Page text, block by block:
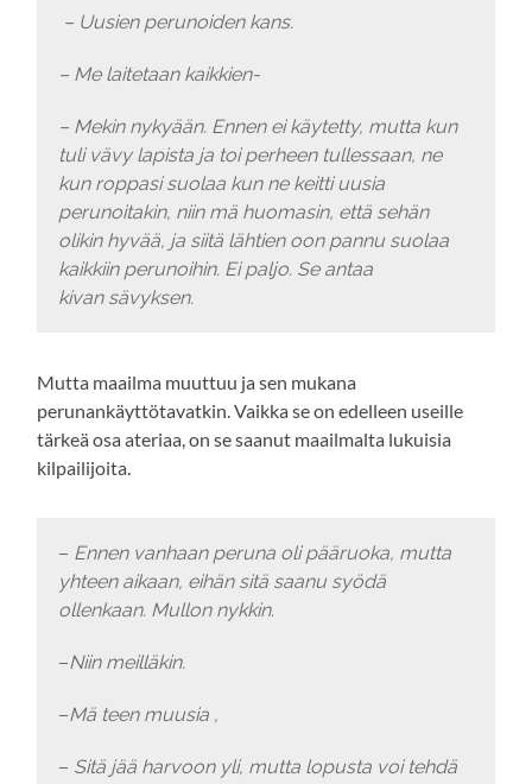
– Uusien perunoiden kans.
– Me laitetaan kaikkien-
– Mekin nykyään. Ennen ei käytetty, mutta kun
tuli vävy lapista ja toi perheen tullessaan, ne
kun roppasi suolaa kun ne keitti uusia
perunoitakin, niin mä huomasin, että sehän
olikin hyvää, ja siitä lähtien oon pannu suolaa
kaikkiin perunoihin. Ei paljo. Se antaa
kivan sävyksen.
Mutta maailma muuttuu ja sen mukana
perunankäyttötavatkin. Vaikka se on edelleen useille
tärkeä osa ateriaa, on se saanut maailmalta lukuisia
kilpailijoita.
– Ennen vanhaan peruna oli pääruoka, mutta
yhteen aikaan, eihän sitä saanu syödä
ollenkaan. Mullon nykkin.
–Niin meilläkin.
–Mä teen muusia ,
– Sitä jää harvoon yli, mutta lopusta voi tehdä